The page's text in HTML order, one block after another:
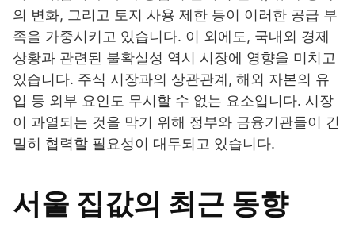
의 변화, 그리고 토지 사용 제한 등이 이러한 공급 부
족을 가중시키고 있습니다. 이 외에도, 국내외 경제
상황과 관련된 불확실성 역시 시장에 영향을 미치고
있습니다. 주식 시장과의 상관관계, 해외 자본의 유
입 등 외부 요인도 무시할 수 없는 요소입니다. 시장
이 과열되는 것을 막기 위해 정부와 금융기관들이 긴
밀히 협력할 필요성이 대두되고 있습니다.
서울 집값의 최근 동향